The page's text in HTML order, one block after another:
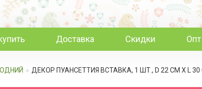
Доставка Скидки Опт
ДЕКОР ПУАНСЕТТИЯ ВСТАВКА, 1 ШТ., D 22 СМ Х L